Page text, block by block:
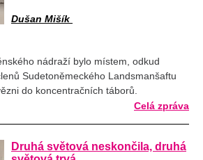
Dušan Mišík
nádraží bylo místem, odkud
Sudetoněmeckého Landsmanšaftu
do koncentračních táborů.
Celá zpráva
Druhá světová neskončila, druhá